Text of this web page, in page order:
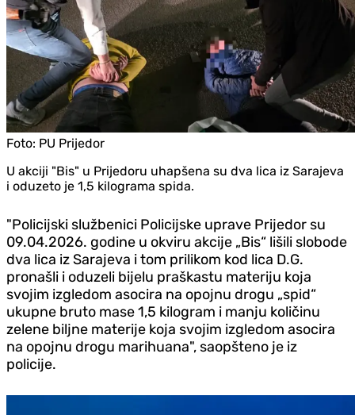
Foto: PU Prijedor
U akciji "Bis" u Prijedoru uhapšena su dva lica iz Sarajeva
i oduzeto je 1,5 kilograma spida.
"Policijski službenici Policijske uprave Prijedor su
09.04.2026. godine u okviru akcije „Bis“ lišili slobode
dva lica iz Sarajeva i tom prilikom kod lica D.G.
pronašli i oduzeli bijelu praškastu materiju koja
svojim izgledom asocira na opojnu drogu „spid“
ukupne bruto mase 1,5 kilogram i manju količinu
zelene biljne materije koja svojim izgledom asocira
na opojnu drogu marihuana", saopšteno je iz
policije.